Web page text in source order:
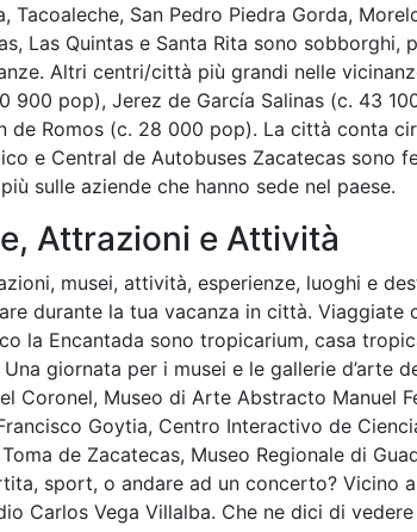
Tacoaleche, San Pedro Piedra Gorda,
Las Quintas e Santa Rita sono sobborghi,
Altri centri/città più grandi nelle
900 pop), Jerez de García Salinas (c. 43
de Romos (c. 28 000 pop). La città conta
e Central de Autobuses Zacatecas sono
sulle aziende che hanno sede nel paese.
Attrazioni e Attività
musei, attività, esperienze, luoghi e
durante la tua vacanza in città. Viaggiate
la Encantada sono tropicarium, casa
giornata per i musei e le gallerie d’arte
Coronel, Museo di Arte Abstracto Manuel
Goytia, Centro Interactivo de
de Zacatecas, Museo Regionale di
sport, o andare ad un concerto? Vicino
Carlos Vega Villalba. Che ne dici di